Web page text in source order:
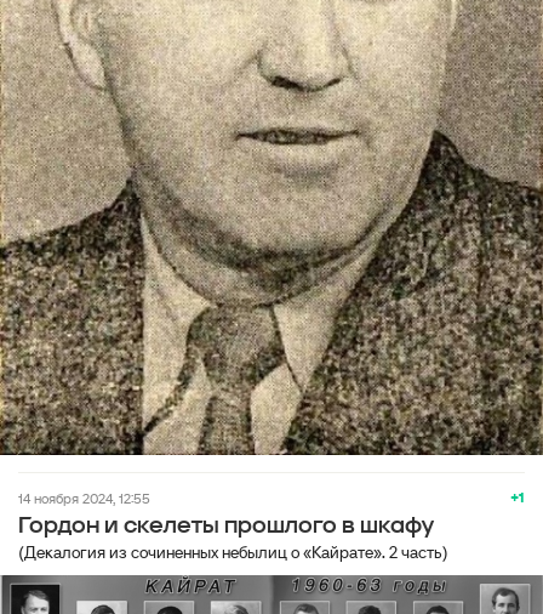
+1
14 ноября 2024, 12:55
Гордон и скелеты прошлого в шкафу
(Декалогия из сочиненных небылиц о «Кайрате». 2 часть)